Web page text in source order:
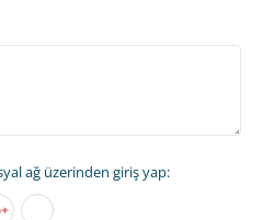
ağ üzerinden giriş yap: